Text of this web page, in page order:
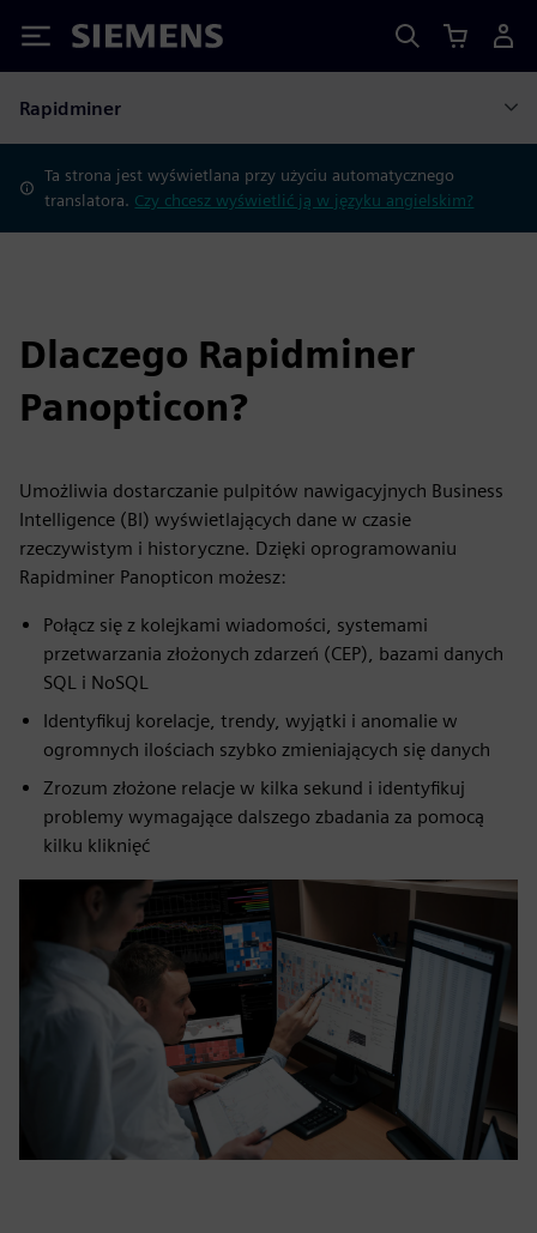
Siemens
Rapidminer
Ta strona jest wyświetlana przy użyciu automatycznego
translatora. Czy chcesz wyświetlić ją w języku angielskim?
Dlaczego Rapidminer
Panopticon?
Umożliwia dostarczanie pulpitów nawigacyjnych Business
Intelligence (BI) wyświetlających dane w czasie
rzeczywistym i historyczne. Dzięki oprogramowaniu
Rapidminer Panopticon możesz:
Połącz się z kolejkami wiadomości, systemami
przetwarzania złożonych zdarzeń (CEP), bazami danych
SQL i NoSQL
Identyfikuj korelacje, trendy, wyjątki i anomalie w
ogromnych ilościach szybko zmieniających się danych
Zrozum złożone relacje w kilka sekund i identyfikuj
problemy wymagające dalszego zbadania za pomocą
kilku kliknięć